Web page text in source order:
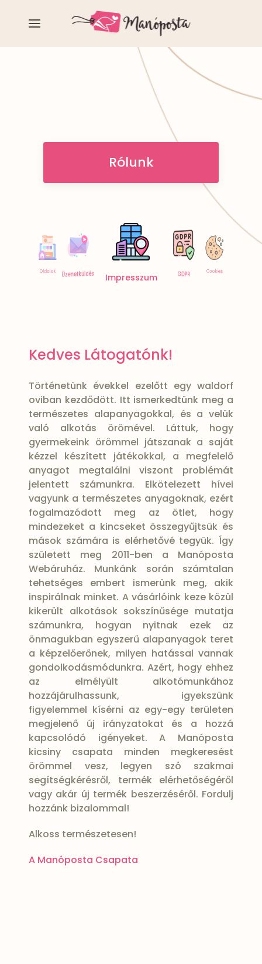
Rólunk
Szállítás
Oldalak Üzenetküldés Impresszum GDPR Cookies
Szavatosság
Kedves Látogatónk!
Történetünk évekkel ezelőtt egy waldorf
oviban kezdődött. Itt ismerkedtünk meg a
természetes alapanyagokkal, és a velük
való alkotás örömével. Láttuk, hogy
gyermekeink örömmel játszanak a saját
kézzel készített játékokkal, a megfelelő
anyagot megtalálni viszont problémát
jelentett számunkra. Elkötelezett hívei
vagyunk a természetes anyagoknak, ezért
fogalmazódott meg az ötlet, hogy
mindezeket a kincseket összegyűjtsük és
mások számára is elérhetővé tegyük. Így
született meg 2011-ben a Manóposta
Webáruház. Munkánk során számtalan
tehetséges embert ismerünk meg, akik
inspirálnak minket. A vásárlóink keze közül
kikerült alkotások sokszínűsége mutatja
számunkra, hogyan nyitnak ezek az
önmagukban egyszerű alapanyagok teret
a képzelőerőnek, milyen hatással vannak
gondolkodásmódunkra. Azért, hogy ehhez
az elmélyült alkotómunkához
hozzájárulhassunk, igyekszünk
figyelemmel kísérni az egy-egy területen
megjelenő új irányzatokat és a hozzá
kapcsolódó igényeket. A Manóposta
kicsiny csapata minden megkeresést
örömmel vesz, legyen szó szakmai
segítségkérésről, termék elérhetőségéről
vagy akár új termék beszerzéséről. Fordulj
hozzánk bizalommal!
Alkoss természetesen!
A Manóposta Csapata